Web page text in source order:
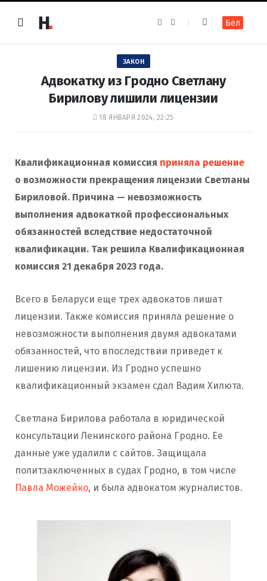
e
k
t
a
m
Бел
ЗАКОН
Адвокатку из Гродно Светлану
Бирилову лишили лицензии
18 ЯНВАРЯ 2024, 22:25
Квалификационная комиссия приняла решение
о возможности прекращения лицензии Светланы
Бириловой. Причина — невозможность
выполнения адвокаткой профессиональных
обязанностей вследствие недостаточной
квалификации. Так решила Квалификационная
комиссия 21 декабря 2023 года.
Всего в Беларуси еще трех адвокатов лишат
лицензии. Также комиссия приняла решение о
невозможности выполнения двумя адвокатами
обязанностей, что впоследствии приведет к
лишению лицензии. Из Гродно успешно
квалификационный экзамен сдал Вадим Хилюта.
Светлана Бирилова работала в юридической
консультации Ленинского района Гродно. Ее
данные уже удалили с сайтов. Защищала
политзаключенных в судах Гродно, в том числе
Павла Можейко, и была адвокатом журналистов.